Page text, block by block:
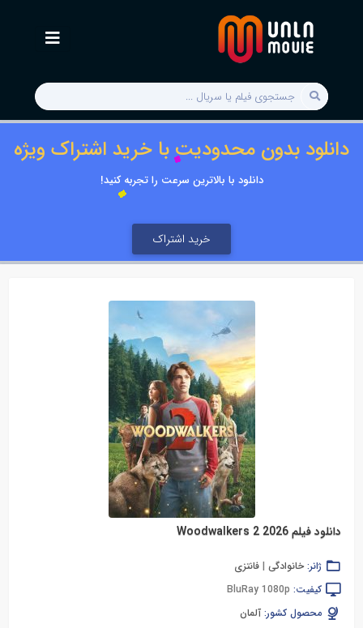
دانلود بدون محدودیت با خرید اشتراک ویژه
دانلود با بالاترین سرعت را تجربه کنید!
خرید اشتراک
دانلود فیلم Woodwalkers 2 2026
ژانر: خانوادگی | فانتزی
کیفیت: BluRay 1080p
محصول کشور: آلمان